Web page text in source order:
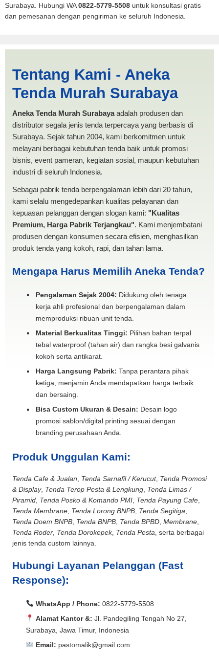
Surabaya. Hubungi WA0822-5779-5508 untuk konsultasi gratis
dan pemesanan dengan pengiriman ke seluruh Indonesia.
ANEKA TENDA MURAH
Tentang Kami - Aneka
Tenda Murah Surabaya
Aneka Tenda Murah Surabayaadalah produsen dan
distributor segala jenis tenda terpercaya yang berbasis di
Surabaya. Sejak tahun 2004, kami berkomitmen untuk
melayani berbagai kebutuhan tenda baik untuk promosi
bisnis, event pameran, kegiatan sosial, maupun kebutuhan
industri di seluruh Indonesia.
Sebagai pabrik tenda berpengalaman lebih dari 20 tahun,
kami selalu mengedepankan kualitas pelayanan dan
kepuasan pelanggan dengan slogan kami: "Kualitas
Premium, Harga Pabrik Terjangkau". Kami menjembatani
produsen dengan konsumen secara efisien, menghasilkan
produk tenda yang kokoh, rapi, dan tahan lama.
Mengapa Harus Memilih Aneka Tenda?
Pengalaman Sejak 2004: Didukung oleh tenaga
kerja ahli profesional dan berpengalaman dalam
memproduksi ribuan unit tenda.
Material Berkualitas Tinggi: Pilihan bahan terpal
tebal waterproof (tahan air) dan rangka besi galvanis
kokoh serta antikarat.
Harga Langsung Pabrik: Tanpa perantara pihak
ketiga, menjamin Anda mendapatkan harga terbaik
dan bersaing.
Bisa Custom Ukuran & Desain: Desain logo
promosi sablon/digital printing sesuai dengan
branding perusahaan Anda.
Produk Unggulan Kami:
Tenda Cafe & Jualan Tenda Sarnafil / Kerucut, Tenda Promosi
& Display, Tenda Terop Pesta & Lengkung Tenda Limas /
Piramid Tenda Posko & Komando PMI Tenda Payung Cafe
Tenda Membrane Tenda Lorong BNPB Tenda Segitiga
Tenda Doem BNPB Tenda BNPB Tenda BPBD Membrane
Tenda Roder Tenda Dorokepek, Tenda Pesta , serta berbagai
jenis tenda custom lainnya.
Hubungi Layanan Pelanggan (Fast
Response):
WhatsApp / Phone: 0822-5779-5508
Alamat Kantor &: Jl. Pandegiling Tengah No 27,
Surabaya, Jawa Timur, Indonesia
Email: pastomalik@gmail.com